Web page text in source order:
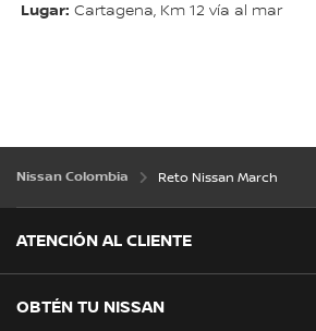
Lugar: Cartagena, Km 12 vía al mar
Nissan Colombia Reto Nissan March
ATENCIÓN AL CLIENTE
OBTÉN TU NISSAN